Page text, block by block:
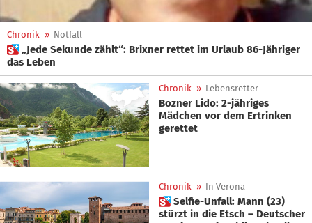
Chronik » Notfall
 „Jede Sekunde zählt“: Brixner rettet im Urlaub 86-Jähriger
das Leben
Chronik » Lebensretter
Bozner Lido: 2-jähriges
Mädchen vor dem Ertrinken
gerettet
Chronik » In Verona
 Selfie-Unfall: Mann (23)
stürzt in die Etsch – Deutscher